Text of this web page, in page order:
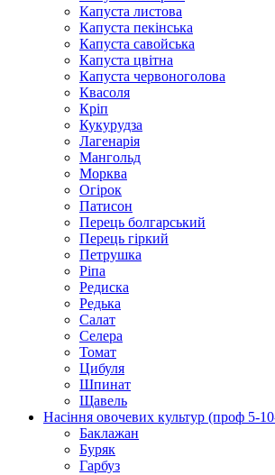
Капуста листова
Капуста пекінська
Капуста савойська
Капуста цвітна
Капуста червоноголова
Квасоля
Кріп
Кукурудза
Лагенарія
Мангольд
Морква
Огірок
Патисон
Перець болгарський
Перець гіркий
Петрушка
Ріпа
Редиска
Редька
Салат
Селера
Томат
Цибуля
Шпинат
Щавель
Насіння овочевих культур (проф 5-
Баклажан
Буряк
Гарбуз